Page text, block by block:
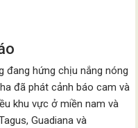
đang hứng chịu nắng nóng
đã phát cảnh báo cam và
khu vực ở miền nam và
Guadiana và